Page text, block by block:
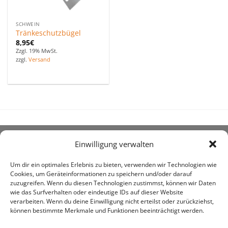
Einwilligung verwalten
Um dir ein optimales Erlebnis zu bieten, verwenden wir Technologien wie
Cookies, um Geräteinformationen zu speichern und/oder darauf
zuzugreifen. Wenn du diesen Technologien zustimmst, können wir Daten
wie das Surfverhalten oder eindeutige IDs auf dieser Website
verarbeiten. Wenn du deine Einwilligung nicht erteilst oder zurückziehst,
können bestimmte Merkmale und Funktionen beeinträchtigt werden.
SCHWEIN
Tränkeschutzbügel
8,95€
Zzgl. 19% MwSt.
zzgl.Versand